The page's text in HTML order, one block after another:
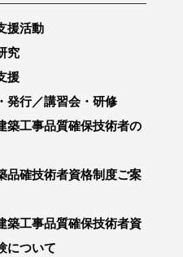
援活動
究
援
発行／講習会・研修
築工事品質確保技術者の
品確技術者資格制度ご案
築工事品質確保技術者資
について